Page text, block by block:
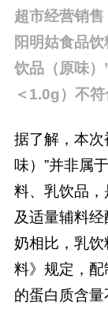
超市经营销
阳明姑食品
饮品（原味
＜1.0g）不
据了解，本次
味）”并非属
料、乳饮品
及适量辅料
奶相比，乳
料》规定，
的蛋白质含量